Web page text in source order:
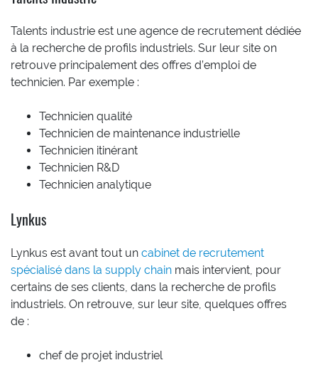
Talents industrie est une agence de recrutement dédiée
à la recherche de profils industriels. Sur leur site on
retrouve principalement des offres d’emploi de
technicien. Par exemple :
Technicien qualité
Technicien de maintenance industrielle
Technicien itinérant
Technicien R&D
Technicien analytique
Lynkus
Lynkus est avant tout un cabinet de recrutement
spécialisé dans la supply chain mais intervient, pour
certains de ses clients, dans la recherche de profils
industriels. On retrouve, sur leur site, quelques offres
de :
chef de projet industriel